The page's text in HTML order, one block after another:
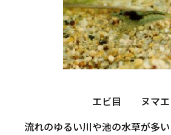
エビ目 ヌマエ
流れのゆるい川や池の水草が多